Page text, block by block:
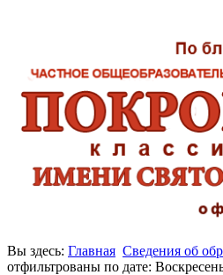
Вы здесь: Главная Сведения об
отфильтрованы по дате: